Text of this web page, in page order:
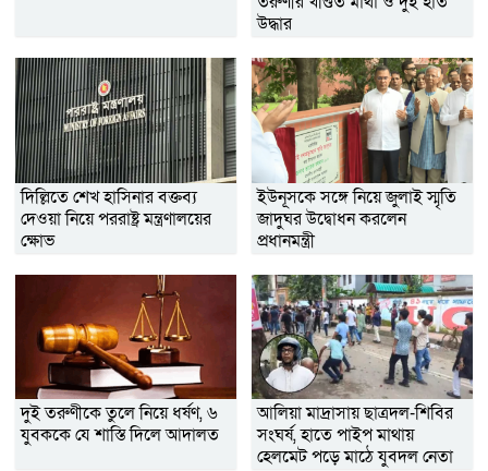
উদ্ধার
দিল্লিতে শেখ হাসিনার বক্তব্য
দেওয়া নিয়ে পররাষ্ট্র মন্ত্রণালয়ের
ক্ষোভ
ইউনূসকে সঙ্গে নিয়ে জুলাই স্মৃতি
জাদুঘর উদ্বোধন করলেন
প্রধানমন্ত্রী
দুই তরুণীকে তুলে নিয়ে ধর্ষণ, ৬
যুবককে যে শাস্তি দিলে আদালত
আলিয়া মাদ্রাসায় ছাত্রদল-শিবির
সংঘর্ষ, হাতে পাইপ মাথায়
হেলমেট পড়ে মাঠে যুবদল নেতা